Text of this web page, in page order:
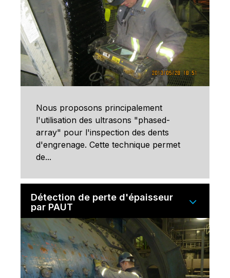
Nous proposons principalement
l'utilisation des ultrasons "phased-
array" pour l'inspection des dents
d'engrenage. Cette technique permet
de...
Détection de perte d'épaisseur
par PAUT